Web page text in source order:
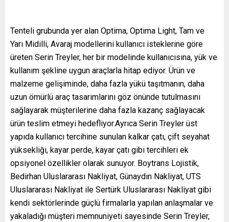
Tenteli grubunda yer alan Optima, Optima Light, Tam ve
Yarı Midilli, Avaraj modellerini kullanıcı isteklerine göre
üreten Serin Treyler, her bir modelinde kullanıcısına, yük ve
kullanım şekline uygun araçlarla hitap ediyor. Ürün ve
malzeme gelişiminde, daha fazla yükü taşıtmanın, daha
uzun ömürlü araç tasarımlarını göz önünde tutulmasını
sağlayarak müşterilerine daha fazla kazanç sağlayacak
ürün teslim etmeyi hedefliyor.Ayrıca Serin Treyler üst
yapıda kullanıcı tercihine sunulan kalkar çatı, çift seyahat
yüksekliği, kayar perde, kayar çatı gibi tercihleri ek
opsiyonel özellikler olarak sunuyor. Boytrans Lojistik,
Bedirhan Uluslararası Nakliyat, Günaydın Nakliyat, UTS
Uluslararası Nakliyat ile Sertürk Uluslararası Nakliyat gibi
kendi sektörlerinde güçlü firmalarla yapılan anlaşmalar ve
yakaladığı müşteri memnuniyeti sayesinde Serin Treyler,